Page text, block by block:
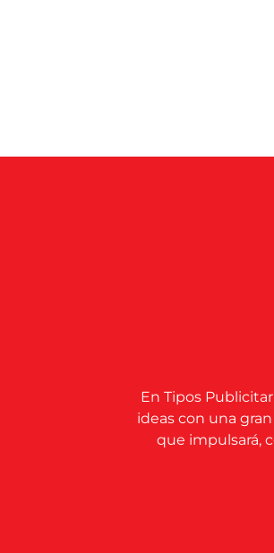
En Tipos
ideas con una
que impulsará,